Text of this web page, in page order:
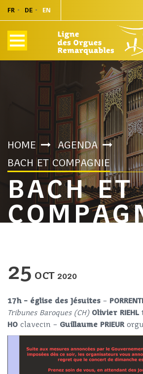
FR DE EN
HOME
AGENDA
BACH ET COMPAGNIE
BACH ET
25 OCT 2020
17h – église des Jésuites –
Tribunes Baroques (CH) Olivier RIEHL
HO clavecin – Guillaume PRIEUR